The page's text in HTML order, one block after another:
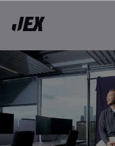
werkgever